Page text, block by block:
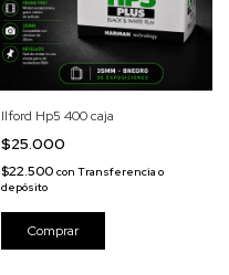
Ilford Hp5 400 caja
$25.000
$22.500 con Transferencia o
depósito